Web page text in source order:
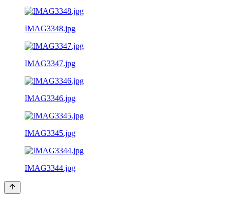
IMAG3348.jpg
IMAG3347.jpg
IMAG3346.jpg
IMAG3345.jpg
IMAG3344.jpg